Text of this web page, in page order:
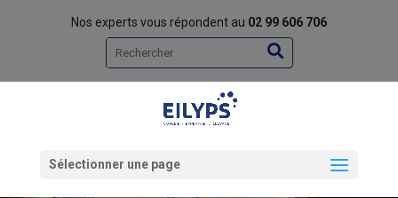
Nos experts vous répondent au 02 99 606 706
Rechercher
Sélectionner une page